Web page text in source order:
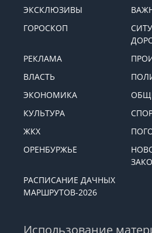
ЭКСКЛЮЗИВЫ
ГОРОСКОП
РЕКЛАМА
ВЛАСТЬ
ЭКОНОМИКА
КУЛЬТУРА
ЖКХ
ОРЕНБУРЖЬЕ
РАСПИСАНИЕ ДАЧНЫХ
МАРШРУТОВ-2026
Использование